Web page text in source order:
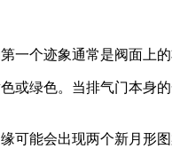
一个迹象通常是阀面上的
或绿色。当排气门本身
可能会出现两个新月形图